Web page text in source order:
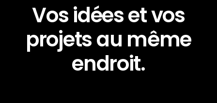
Vos idées et vos
projets au même
endroit.